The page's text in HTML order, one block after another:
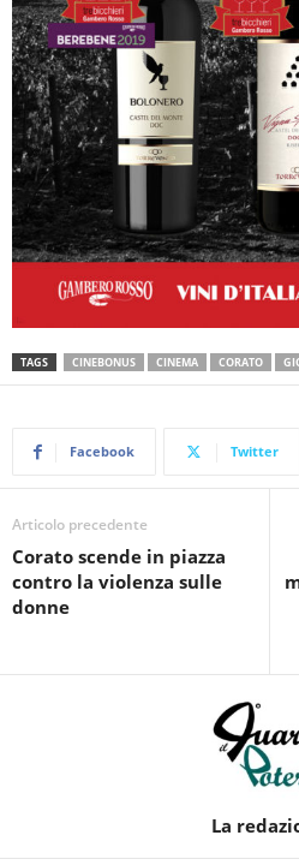
TAGS CINEBONUS CINEMA CORATO
Facebook Twitter
Articolo precedente
Corato scende in piazza
contro la violenza sulle
donne
La